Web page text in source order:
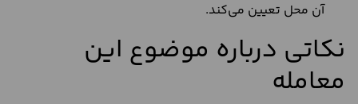
آن محل تعیین می‌کند.
نکاتی درباره موضوع این
معامله